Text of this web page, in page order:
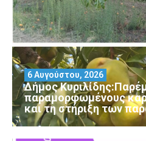
Δήμος
παραμορφωμένους
και τη στήριξη των
6 Αυγούστου, 2026